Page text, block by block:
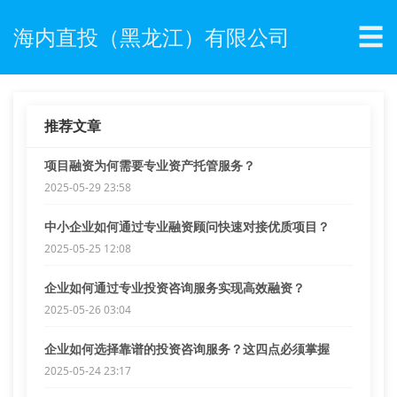
海内直投（黑龙江）有限公司 ☰
推荐文章
项目融资为何需要专业资产托管服务？
2025-05-29 23:58
中小企业如何通过专业融资顾问快速对接优质项目？
2025-05-25 12:08
企业如何通过专业投资咨询服务实现高效融资？
2025-05-26 03:04
企业如何选择靠谱的投资咨询服务？这四点必须掌握
2025-05-24 23:17